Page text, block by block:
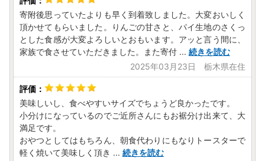
寄附後思っていたよりも早く到着致しました。大変おいしく
頂かせてもらいました。りんごの甘さと、パイ生地のさくっ
とした食感が大変よろしいとおもいます。アッと言う間に、
家族で食させていただきました。また寄付 ... 続きを読む
2025年03月23日 栃木県在住
美味しいし、食べやすいサイズでちょうど良かったです。
小分けになっているのでご近所さんにもお裾分け出来て、大
満足です。
おやつとしてはもちろん、朝食代わりにもなりトースターで
軽く焼いて美味しく頂き ... 続きを読む